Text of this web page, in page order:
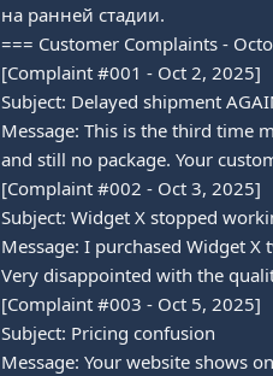
на ранней стадии.
=== Customer Complaints -
[Complaint #001 - Oct 2, 2025]
Subject: Delayed shipment
Message: This is the third time
and still no package. Your
[Complaint #002 - Oct 3, 2025]
Subject: Widget X stopped
Message: I purchased Widget
Very disappointed with the
[Complaint #003 - Oct 5, 2025]
Subject: Pricing confusion
Message: Your website shows